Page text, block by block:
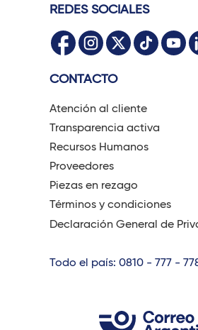
REDES SOCIALES
CONTACTO
Atención al cliente
Transparencia activa
Recursos Humanos
Proveedores
Piezas en rezago
Términos y condiciones
Declaración General de
Todo el país: 0810 - 777 -